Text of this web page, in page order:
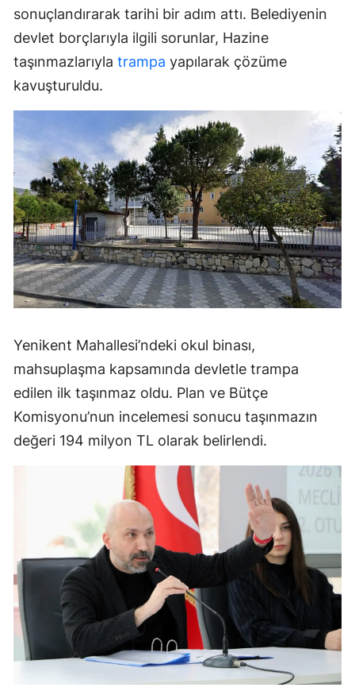
sonuçlandırarak tarihi bir adım attı. Belediyenin
devlet borçlarıyla ilgili sorunlar, Hazine
taşınmazlarıyla trampa yapılarak çözüme
kavuşturuldu.
Yenikent Mahallesi’ndeki okul binası,
mahsuplaşma kapsamında devletle trampa
edilen ilk taşınmaz oldu. Plan ve Bütçe
Komisyonu’nun incelemesi sonucu taşınmazın
değeri 194 milyon TL olarak belirlendi.